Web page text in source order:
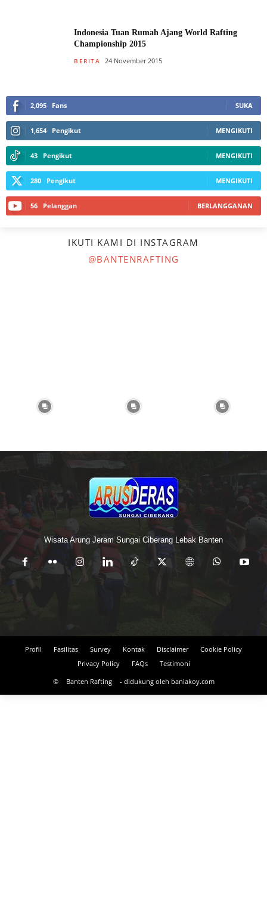
Indonesia Tuan Rumah Ajang World Rafting
Championship 2015
BERITA 24 November 2015
2,095 Fans SUKA
1,654 Pengikut MENGIKUTI
43 Pengikut MENGIKUTI
280 Pengikut MENGIKUTI
56 Pelanggan BERLANGGANAN
IKUTI KAMI DI INSTAGRAM
@BANTENRAFTING
Wisata Arung Jeram Sungai Ciberang Lebak Banten
Profil Fasilitas Survey Kontak Disclaimer
Cookie Policy
Privacy Policy
FAQs
Testimoni
©
Banten Rafting - didukung oleh baniakoy.com